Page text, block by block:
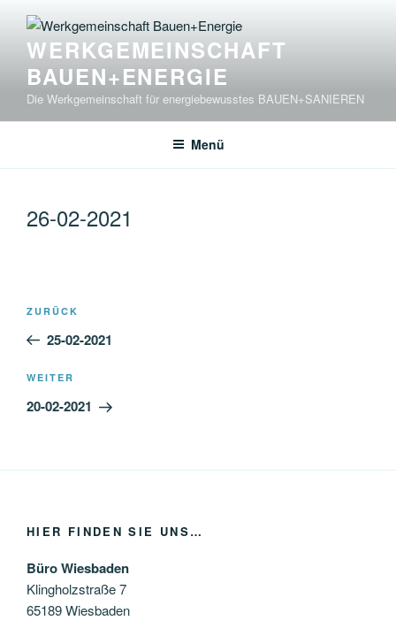
Inhalt
springenWERKGEMEINSCHAFT
BAUEN+ENERGIE
Die Werkgemeinschaft für energiebewusstes BAUEN+SANIEREN
Menü
26-02-2021
Beitragsnavigation
Vorheriger
Beitrag
ZURÜCK
25-02-2021
Nächster
Beitrag
WEITER
20-02-2021
HIER FINDEN SIE UNS…
Büro Wiesbaden
Klingholzstraße 7
65189 Wiesbaden